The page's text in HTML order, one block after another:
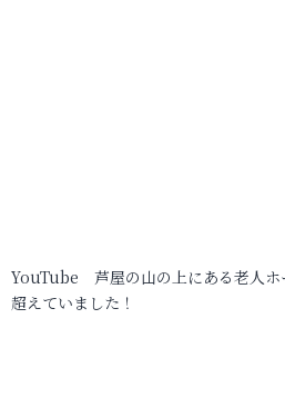
YouTube 芦屋の山の上にある老人ホ
超えていました！